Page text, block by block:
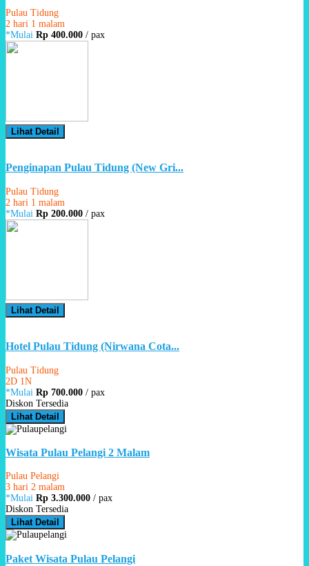
Pulau Tidung
2 hari 1 malam
*Mulai Rp 400.000 / pax
Lihat Detail
Penginapan Pulau Tidung (New Gri...
Pulau Tidung
2 hari 1 malam
*Mulai Rp 200.000 / pax
Lihat Detail
Hotel Pulau Tidung (Nirwana Cota...
Pulau Tidung
2D 1N
*Mulai Rp 700.000 / pax
Diskon Tersedia
Lihat Detail
Wisata Pulau Pelangi 2 Malam
Pulau Pelangi
3 hari 2 malam
*Mulai Rp 3.300.000 / pax
Diskon Tersedia
Lihat Detail
Paket Wisata Pulau Pelangi